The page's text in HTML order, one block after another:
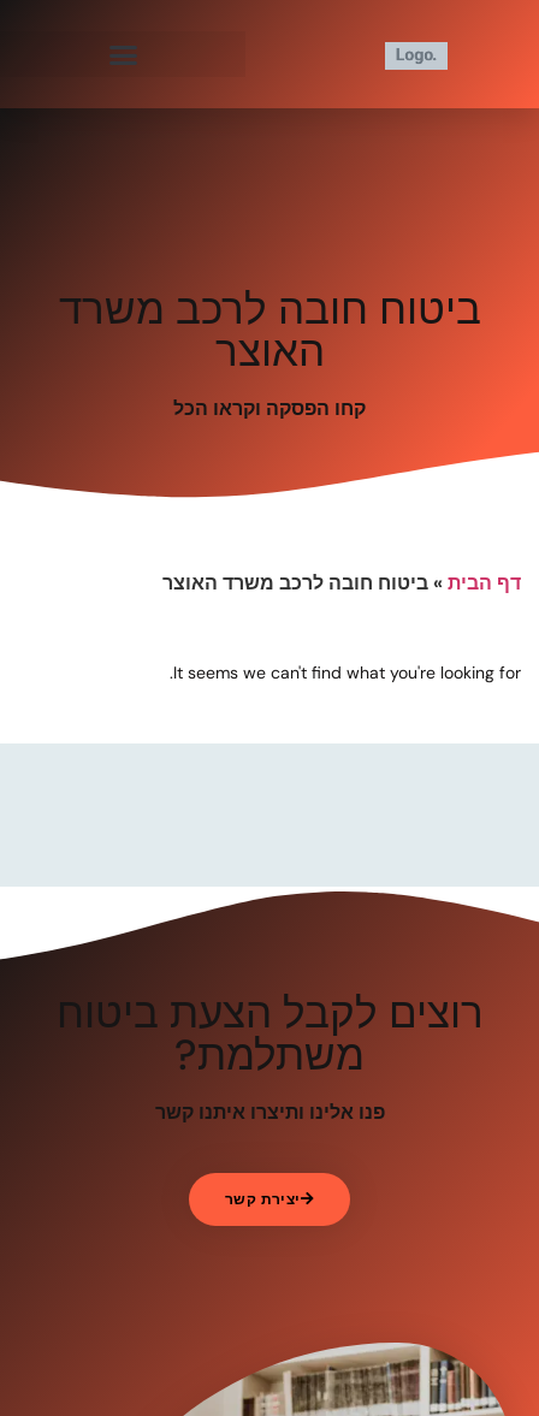
ביטוח חובה לרכב משרד
האוצר
קחו הפסקה וקראו הכל
דף הבית»ביטוח חובה לרכב משרד האוצר
It seems we can't find what you're looking for.
רוצים לקבל הצעת ביטוח
משתלמת?
פנו אלינו ותיצרו איתנו קשר
יצירת קשר